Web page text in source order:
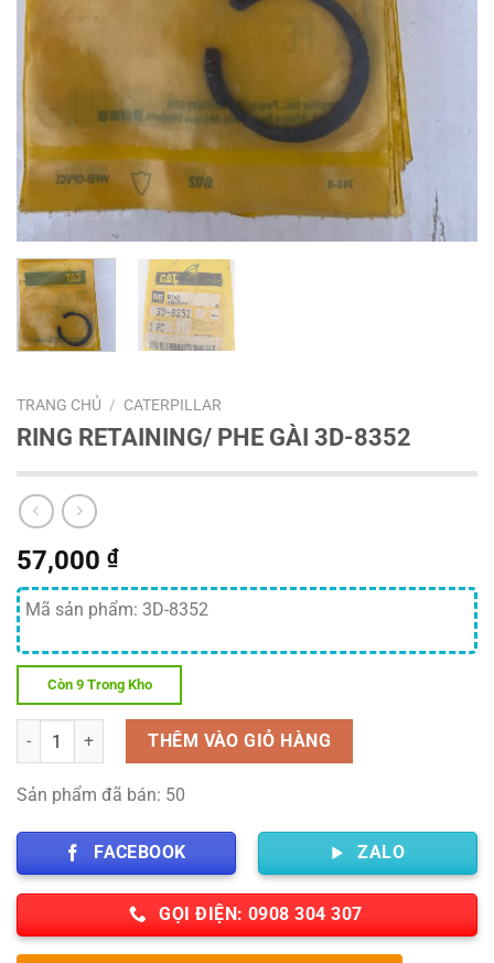
TRANG CHỦ / CATERPILLAR
RING RETAINING/ PHE GÀI 3D-8352
57,000 ₫
Mã sản phẩm: 3D-8352
Còn 9 Trong Kho
Số lượng THÊM VÀO GIỎ HÀNG
Sản phẩm đã bán: 50
FACEBOOK ZALO
GỌI ĐIỆN: 0908 304 307